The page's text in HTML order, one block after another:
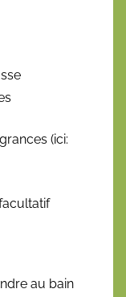
(ici:
au bain